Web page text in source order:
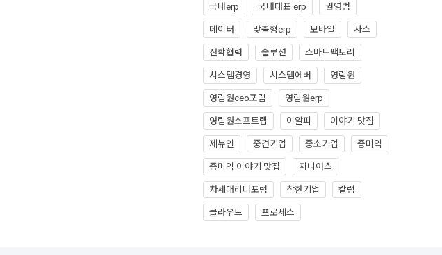
국내erp
국내대표 erp
권영범
데이터
맞춤형erp 모바일
사스
산학협력
솔루션
스마트팩토리
시스템경영
시스템에버
영림원
영림원ceo포럼
영림원erp
영림원소프트랩
이알피
이야기 맛집
제뉴인
중견기업 중소기업
증미역
증미역 이야기 맛집
지니어스
차세대리더포럼
착한기업
칼럼
클라우드
프로세스